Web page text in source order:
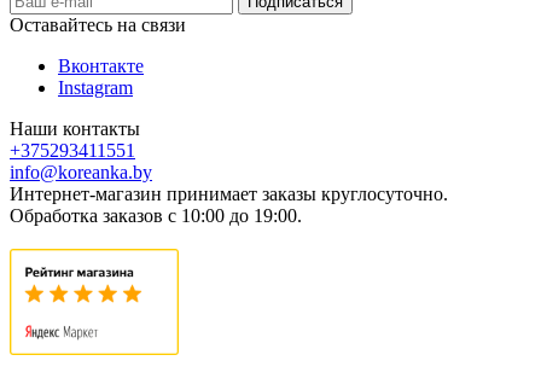
Оставайтесь на связи
Вконтакте
Instagram
Наши контакты
+375293411551
info@koreanka.by
Интернет-магазин принимает заказы круглосуточно.
Обработка заказов с 10:00 до 19:00.